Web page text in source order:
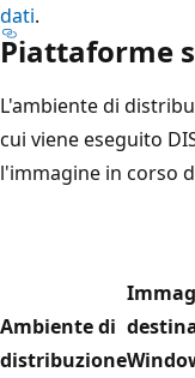
dati.
Piattaforme
L'ambiente di
cui viene eseguito
l'immagine in corso
Ambiente di
distribuzione